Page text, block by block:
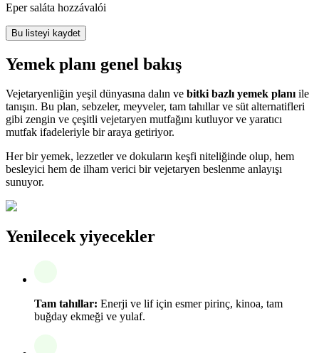
Eper saláta hozzávalói
Bu listeyi kaydet
Yemek planı genel bakış
Vejetaryenliğin yeşil dünyasına dalın ve bitki bazlı yemek planıile
tanışın. Bu plan, sebzeler, meyveler, tam tahıllar ve süt alternatifleri
gibi zengin ve çeşitli vejetaryen mutfağını kutluyor ve yaratıcı
mutfak ifadeleriyle bir araya getiriyor.
Her bir yemek, lezzetler ve dokuların keşfi niteliğinde olup, hem
besleyici hem de ilham verici bir vejetaryen beslenme anlayışı
sunuyor.
Yenilecek yiyecekler
Tam tahıllar: Enerji ve lif için esmer pirinç, kinoa, tam
buğday ekmeği ve yulaf.